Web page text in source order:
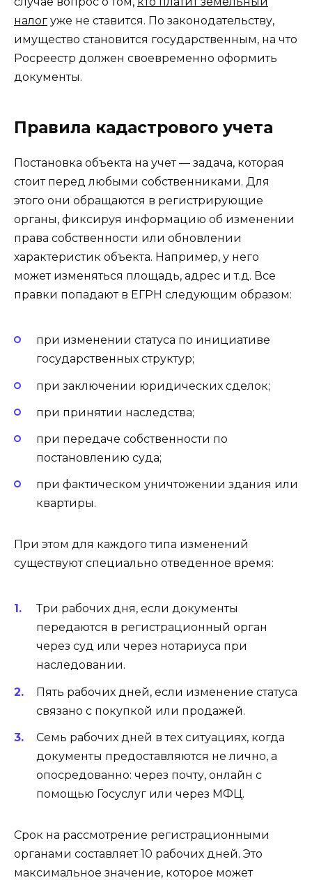
налог уже не ставится. По законодательству,
имущество становится государственным, на что
Росреестр должен своевременно оформить
документы.
Правила кадастрового учета
Постановка объекта на учет — задача, которая
стоит перед любыми собственниками. Для
этого они обращаются в регистрирующие
органы, фиксируя информацию об изменении
права собственности или обновлении
характеристик объекта. Например, у него
может изменяться площадь, адрес и т.д. Все
правки попадают в ЕГРН следующим образом:
при изменении статуса по инициативе
государственных структур;
при заключении юридических сделок;
при принятии наследства;
при передаче собственности по
постановлению суда;
при фактическом уничтожении здания или
квартиры.
При этом для каждого типа изменений
существуют специально отведенное время:
Три рабочих дня, если документы
передаются в регистрационный орган
через суд или через нотариуса при
наследовании.
Пять рабочих дней, если изменение статуса
связано с покупкой или продажей.
Семь рабочих дней в тех ситуациях, когда
документы предоставляются не лично, а
опосредованно: через почту, онлайн с
помощью Госуслуг или через МФЦ.
Срок на рассмотрение регистрационными
органами составляет 10 рабочих дней. Это
максимальное значение, которое может